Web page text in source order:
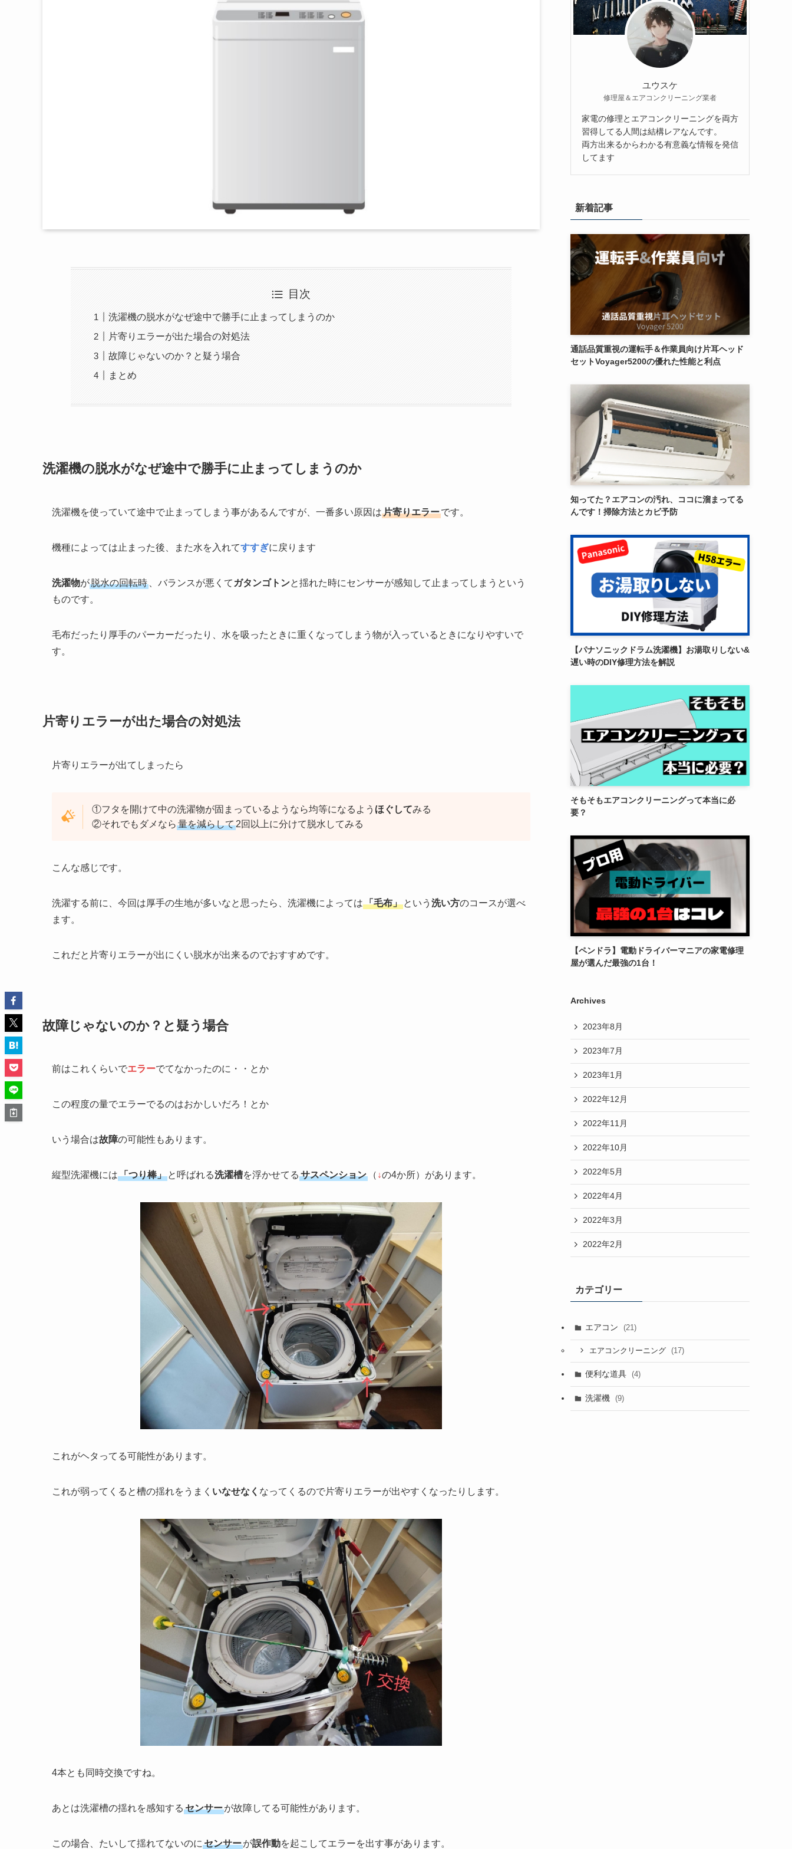
目次
洗濯機の脱水がなぜ途中で勝手に止まってしまうのか
片寄りエラーが出た場合の対処法
故障じゃないのか？と疑う場合
まとめ
洗濯機の脱水がなぜ途中で勝手に止まってしまうのか
洗濯機を使っていて途中で止まってしまう事があるんですが、一番多い原因は片寄りエラーです。
機種によっては止まった後、また水を入れてすすぎに戻ります
洗濯物が脱水の回転時 、バランスが悪くて ガタンゴトンと揺れた時にセンサーが感知して止まってしまうという
ものです。
毛布だったり厚手のパーカーだったり、水を吸ったときに重くなってしまう物が入っているときになりやすいで
す。
片寄りエラーが出た場合の対処法
片寄りエラーが出てしまったら
①フタを開けて中の洗濯物が固まっているようなら均等になるよう ほぐしてみる
②それでもダメなら 量を減らして2回以上に分けて脱水してみる
こんな感じです。
洗濯する前に、今回は厚手の生地が多いなと思ったら、洗濯機によっては「毛布」 という 洗い方のコースが選べ
ます。
これだと片寄りエラーが出にくい脱水が出来るのでおすすめです。
故障じゃないのか？と疑う場合
前はこれくらいでエラーでてなかったのに・・とか
この程度の量でエラーでるのはおかしいだろ！とか
いう場合は故障の可能性もあります。
縦型洗濯機には「つり棒」 と呼ばれる洗濯槽を浮かせてる サスペンション （ ↓の4か所）があります。
これがヘタってる可能性があります。
これが弱ってくると槽の揺れをうまく いなせなく なってくるので片寄りエラーが出やすくなったりします。
4本とも同時交換ですね。
あとは洗濯槽の揺れを感知する センサーが故障してる可能性があります。
この場合、たいして揺れてないのに センサーが誤作動を起こしてエラーを出す事があります。
ユウスケ
修理屋＆エアコンクリーニング業者
家電の修理とエアコンクリーニングを両方
習得してる人間は結構レアなんです。
両方出来るからわかる有意義な情報を発信
してます
新着記事
通話品質重視の運転手＆作業員向け片耳ヘッド
セットVoyager5200の優れた性能と利点
知ってた？エアコンの汚れ、ココに溜まってる
んです！掃除方法とカビ予防
【パナソニックドラム洗濯機】お湯取りしない&
遅い時のDIY修理方法を解説
そもそもエアコンクリーニングって本当に必
要？
【ペンドラ】電動ドライバーマニアの家電修理
屋が選んだ最強の1台！
Archives
2023年8月
2023年7月
2023年1月
2022年12月
2022年11月
2022年10月
2022年5月
2022年4月
2022年3月
2022年2月
カテゴリー
エアコン (21)
エアコンクリーニング (17)
便利な道具 (4)
洗濯機 (9)